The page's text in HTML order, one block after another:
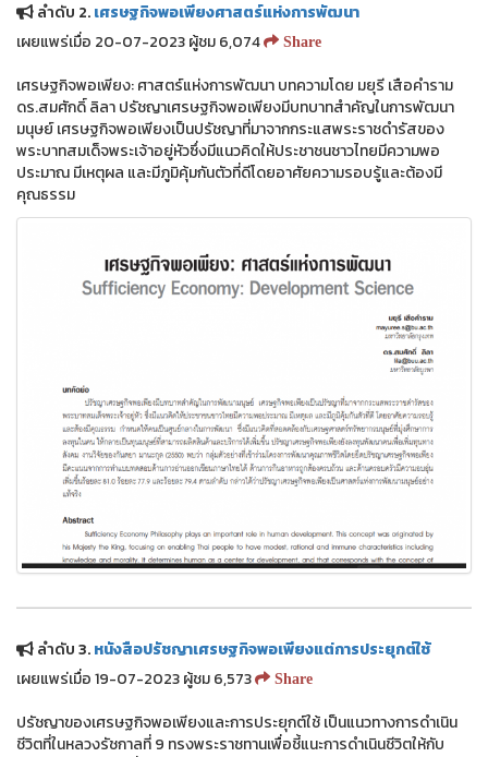
ลำดับ 2.เศรษฐกิจพอเพียงศาสตร์แห่งการพัฒนา
เผยแพร่เมื่อ 20-07-2023 ผู้ชม 6,074
Share
เศรษฐกิจพอเพียง: ศาสตร์แห่งการพัฒนา บทความโดย มยุรี เสือคำราม
ดร.สมศักดิ์ ลิลา ปรัชญาเศรษฐกิจพอเพียงมีบทบาทสำคัญในการพัฒนา
มนุษย์ เศรษฐกิจพอเพียงเป็นปรัชญาที่มาจากกระแสพระราชดำรัสของ
พระบาทสมเด็จพระเจ้าอยู่หัวซึ่งมีแนวคิดให้ประชาชนชาวไทยมีความพอ
ประมาณ มีเหตุผล และมีภูมิคุ้มกันตัวที่ดีโดยอาศัยความรอบรู้และต้องมี
คุณธรรม
ลำดับ 3.หนังสือปรัชญาเศรษฐกิจพอเพียงแต่การประยุกต์ใช้
เผยแพร่เมื่อ 19-07-2023 ผู้ชม 6,573
Share
ปรัชญาของเศรษฐกิจพอเพียงและการประยุกต์ใช้ เป็นแนวทางการดำเนิน
ชีวิตที่ในหลวงรัชกาลที่ 9 ทรงพระราชทานเพื่อชี้แนะการดำเนินชีวิตให้กับ